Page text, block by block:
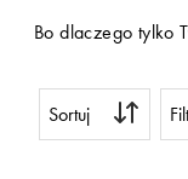
Bo dlaczego tylko
Sortuj